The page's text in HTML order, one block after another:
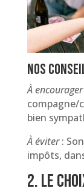
Nos
Àencourager
compagne/
bien
Àéviter:
impôts,
2. Le